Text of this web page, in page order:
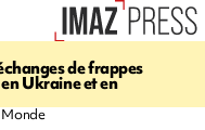
de frappes
Ukraine et en